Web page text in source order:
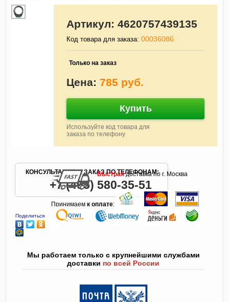
Артикул:4620757439135
Код товара для заказа:00036086
Только на заказ
Цена: 785 руб.
Купить
Используйте код товара для
заказа по телефону
КОНСУЛЬТАЦИЯ И ЗАКАЗ ПО ТЕЛЕФОНАМ:
+7 (495) 580-35-51
Поделиться
Быстраядоставка по г. Москва
Принимаемк оплате:
Мы работаем только с крупнейшими службами
доставки по всей России